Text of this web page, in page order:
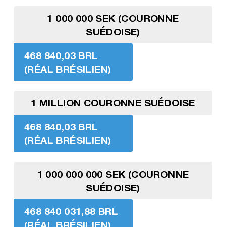
1 000 000 SEK (COURONNE
SUÉDOISE)
468 840,03 BRL
(RÉAL BRÉSILIEN)
1 MILLION COURONNE SUÉDOISE
468 840,03 BRL
(RÉAL BRÉSILIEN)
1 000 000 000 SEK (COURONNE
SUÉDOISE)
468 840 031,88 BRL
(RÉAL BRÉSILIEN)